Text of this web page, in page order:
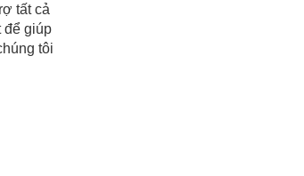
tất cả
để giúp
tôi